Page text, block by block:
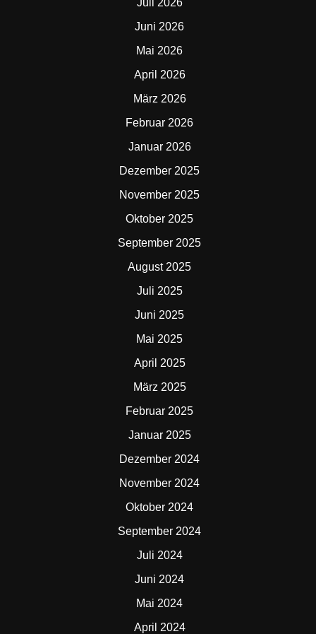
Juli 2026
Juni 2026
Mai 2026
April 2026
März 2026
Februar 2026
Januar 2026
Dezember 2025
November 2025
Oktober 2025
September 2025
August 2025
Juli 2025
Juni 2025
Mai 2025
April 2025
März 2025
Februar 2025
Januar 2025
Dezember 2024
November 2024
Oktober 2024
September 2024
Juli 2024
Juni 2024
Mai 2024
April 2024